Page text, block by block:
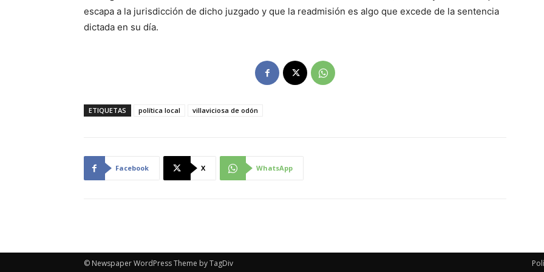
escapa a la jurisdicción de dicho juzgado y que la readmisión es algo que excede de la sentencia
dictada en su día.
ETIQUETAS política local villaviciosa de odón
Facebook X WhatsApp
© Newspaper WordPress Theme by TagDiv